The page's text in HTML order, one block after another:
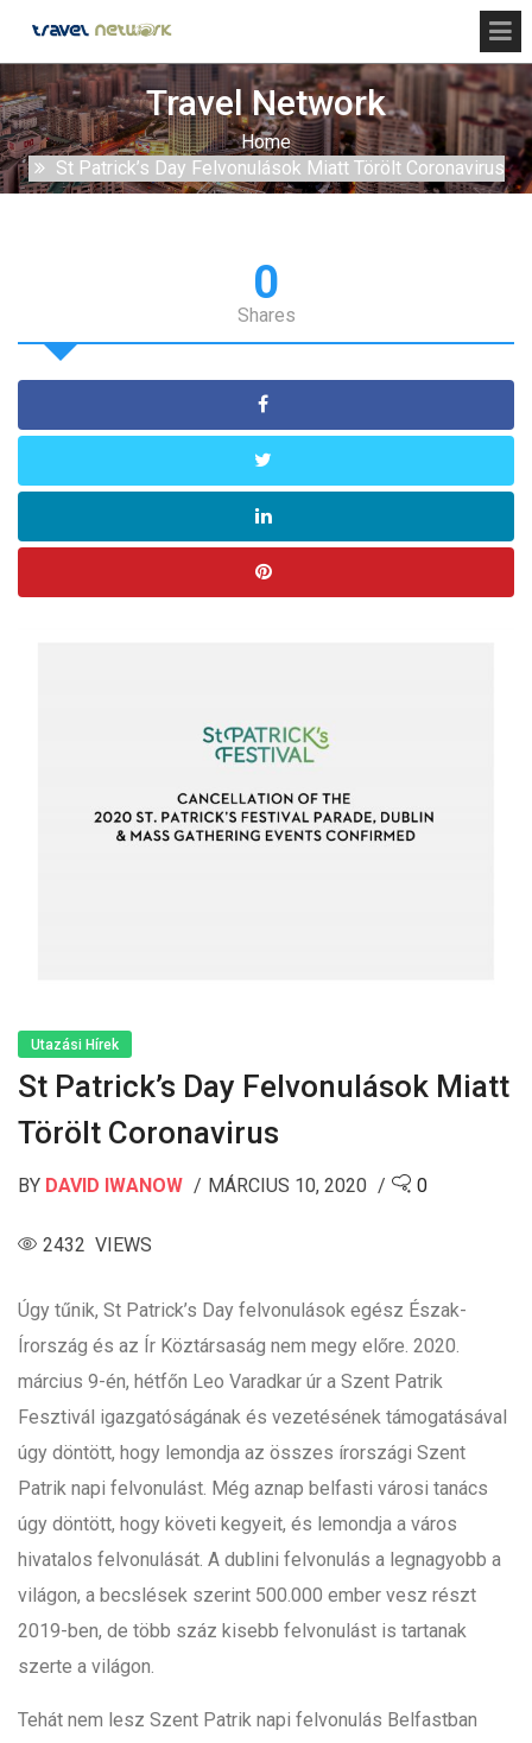
Travel Network
Home
St Patrick’s Day Felvonulások Miatt Törölt Coronavirus
0
Shares
Utazási Hírek
St Patrick’s Day Felvonulások Miatt
Törölt Coronavirus
BY DAVID IWANOW MÁRCIUS 10, 2020 0
2432 VIEWS
Úgy tűnik, St Patrick’s Day felvonulások egész Észak-
Írország és az Ír Köztársaság nem megy előre. 2020.
március 9-én, hétfőn Leo Varadkar úr a Szent Patrik
Fesztivál igazgatóságának és vezetésének támogatásával
úgy döntött, hogy lemondja az összes írországi Szent
Patrik napi felvonulást. Még aznap belfasti városi tanács
úgy döntött, hogy követi kegyeit, és lemondja a város
hivatalos felvonulását. A dublini felvonulás a legnagyobb a
világon, a becslések szerint 500.000 ember vesz részt
2019-ben, de több száz kisebb felvonulást is tartanak
szerte a világon.
Tehát nem lesz Szent Patrik napi felvonulás Belfastban